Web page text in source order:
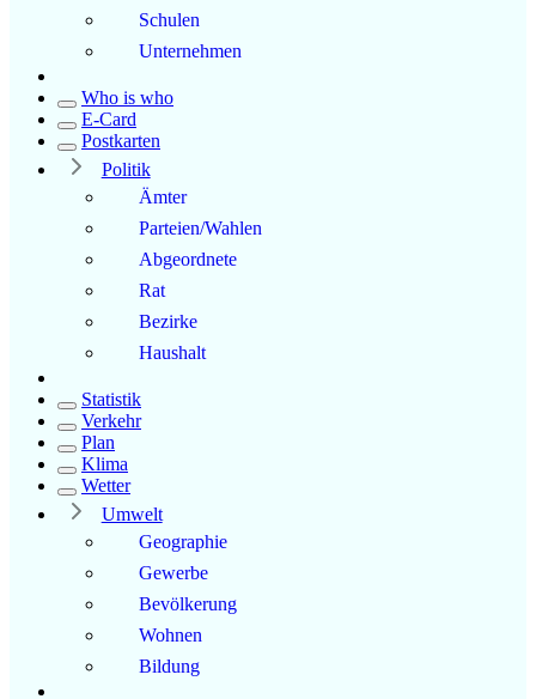
Schulen
Unternehmen
Who is who
E-Card
Postkarten
Politik
Ämter
Parteien/Wahlen
Abgeordnete
Rat
Bezirke
Haushalt
Statistik
Verkehr
Plan
Klima
Wetter
Umwelt
Geographie
Gewerbe
Bevölkerung
Wohnen
Bildung